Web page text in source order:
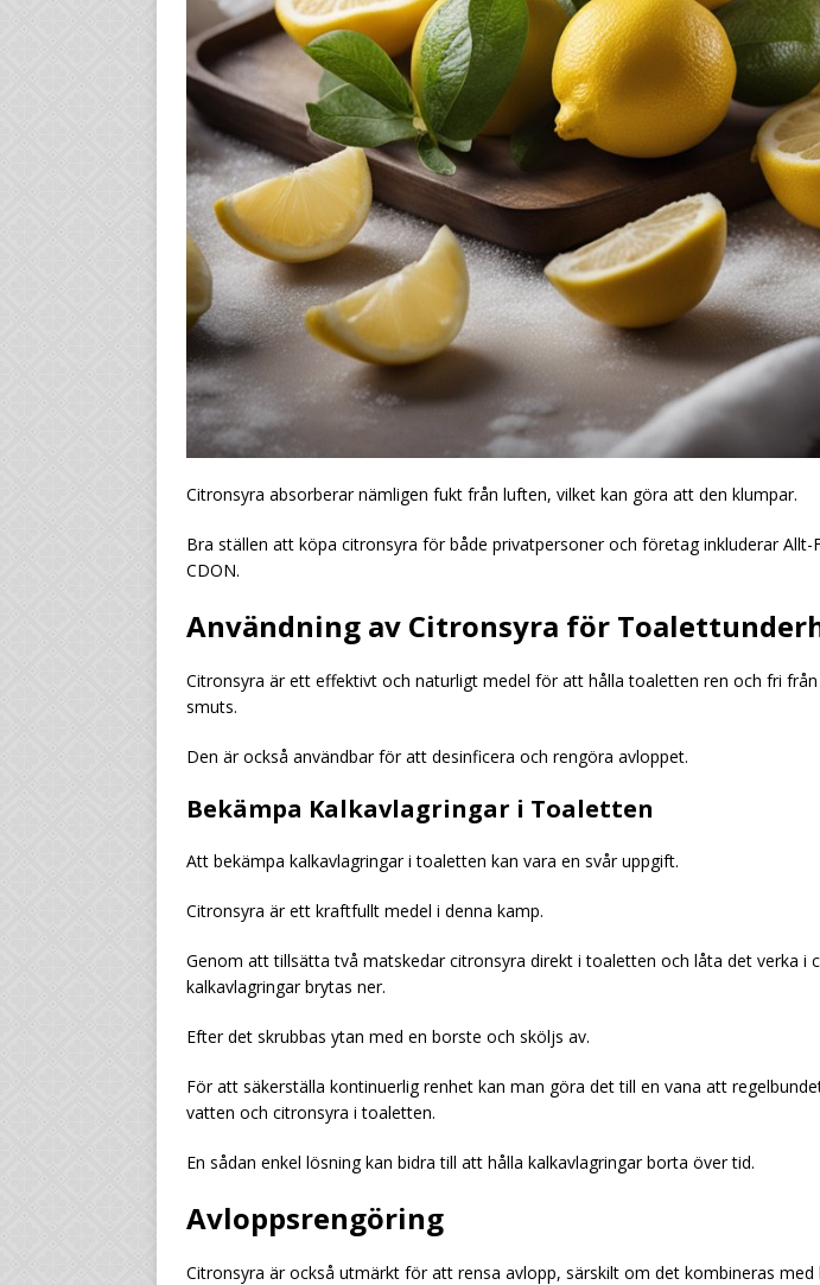
Citronsyra absorberar nämligen fukt från luften, vilket kan göra att den klumpar.
Bra ställen att köpa citronsyra för både privatpersoner och företag inkluderar Allt-
CDON.
Användning av Citronsyra för
Citronsyra är ett effektivt och naturligt medel för att hålla toaletten ren och fri från
smuts.
Den är också användbar för att desinficera och rengöra avloppet.
Bekämpa Kalkavlagringar i Toaletten
Att bekämpa kalkavlagringar i toaletten kan vara en svår uppgift.
Citronsyra är ett kraftfullt medel i denna kamp.
Genom att tillsätta två matskedar citronsyra direkt i toaletten och låta det verka i
kalkavlagringar brytas ner.
Efter det skrubbas ytan med en borste och sköljs av.
För att säkerställa kontinuerlig renhet kan man göra det till en vana att
vatten och citronsyra i toaletten.
En sådan enkel lösning kan bidra till att hålla kalkavlagringar borta över tid.
Avloppsrengöring
Citronsyra är också utmärkt för att rensa avlopp, särskilt om det kombineras med